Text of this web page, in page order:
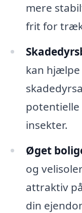
mere
frit for
kan
potentielle
insekter.
Øget
og
attraktiv
din